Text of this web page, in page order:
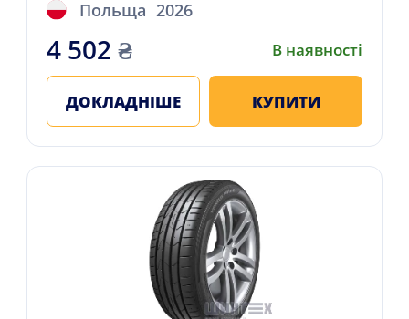
Польща 2026
4 502 ₴ В наявності
ДОКЛАДНІШЕ КУПИТИ